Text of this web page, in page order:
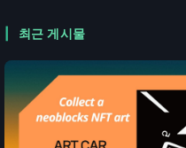
최근 게시물